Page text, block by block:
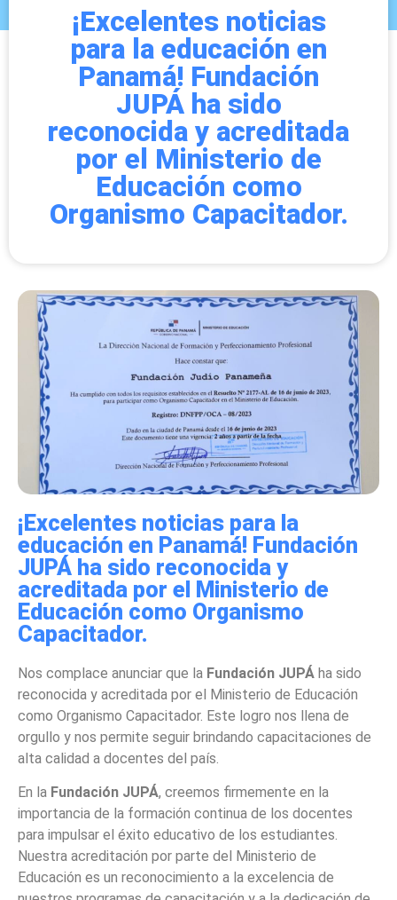
¡Excelentes noticias
para la educación en
Panamá! Fundación
JUPÁ ha sido
reconocida y acreditada
por el Ministerio de
Educación como
Organismo Capacitador.
¡Excelentes noticias para la
educación en Panamá! Fundación
JUPÁ ha sido reconocida y
acreditada por el Ministerio de
Educación como Organismo
Capacitador.
Nos complace anunciar que la Fundación JUPÁ ha sido
reconocida y acreditada por el Ministerio de Educación
como Organismo Capacitador. Este logro nos llena de
orgullo y nos permite seguir brindando capacitaciones de
alta calidad a docentes del país.
En la Fundación JUPÁ, creemos firmemente en la
importancia de la formación continua de los docentes
para impulsar el éxito educativo de los estudiantes.
Nuestra acreditación por parte del Ministerio de
Educación es un reconocimiento a la excelencia de